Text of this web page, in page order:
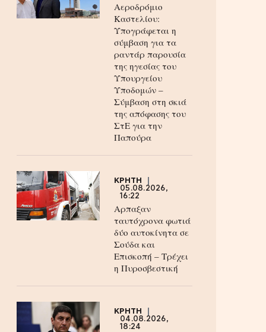
Αεροδρόμιο
Καστελίου:
Υπογράφεται η
σύμβαση για τα
ραντάρ παρουσία
της ηγεσίας του
Υπουργείου
Υποδομών –
Σύμβαση στη σκιά
της απόφασης του
ΣτΕ για την
Παπούρα
ΚΡΗΤΗ
05.08.2026,
16:22
Αρπαξαν
ταυτόχρονα φωτιά
δύο αυτοκίνητα σε
Σούδα και
Επισκοπή – Τρέχει
η Πυροσβεστική
ΚΡΗΤΗ
04.08.2026,
18:24